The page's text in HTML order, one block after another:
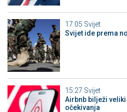
17:05 Svijet
Svijet ide prema
15:27 Svijet
Airbnb bilježi
očekivanja